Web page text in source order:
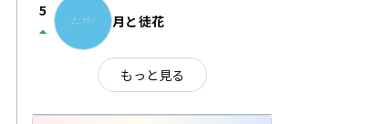
5
arrow_drop_up 月と徒花
もっと見る